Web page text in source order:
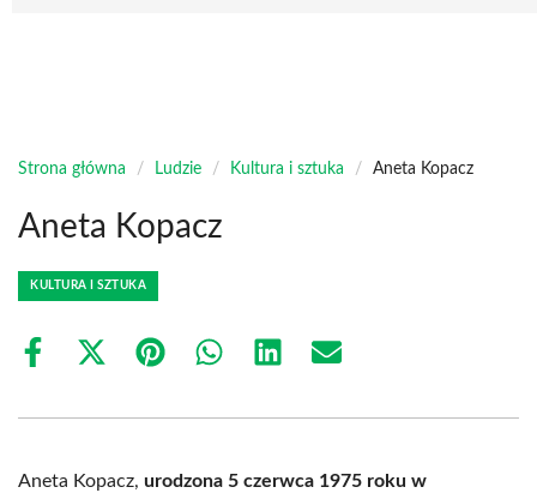
Strona główna / Ludzie / Kultura i sztuka / Aneta Kopacz
Aneta Kopacz
KULTURA I SZTUKA
Share
Share
(Twitter)
Share Share Share Share
Aneta Kopacz, urodzona 5 czerwca 1975 roku w